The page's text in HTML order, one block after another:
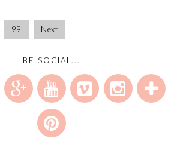
99 Next
BE SOCIAL...